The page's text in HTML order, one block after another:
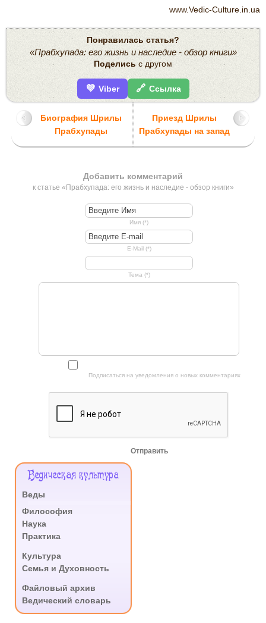
www.Vedic-Culture.in.ua
Понравилась статья?
«Прабхупада: его жизнь и наследие - обзор книги»
Поделись с другом
💜 Viber 🔗 Ссылка
Биография Шрилы
Прабхупады
Приезд Шрилы
Прабхупады на запад
Добавить комментарий
к статье «Прабхупада: его жизнь и наследие - обзор книги»
Имя (*)
E-Mail (*)
Тема (*)
Подписаться на уведомления о новых комментариях
Отправить
Меню
Ведическая культура
Веды
Философия
Наука
Практика
Культура
Семья и Духовность
Файловый архив
Ведический словарь